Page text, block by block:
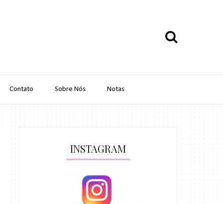
Contato Sobre Nós Notas
INSTAGRAM